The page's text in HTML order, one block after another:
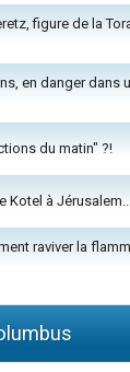
figure de la
en danger dans
du matin" ?!
Kotel à
raviver la